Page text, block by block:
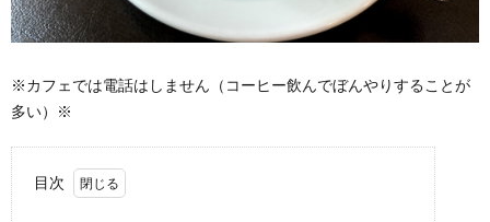
※カフェでは電話はしません（コーヒー飲んでぼんやりすることが
多い）※
目次